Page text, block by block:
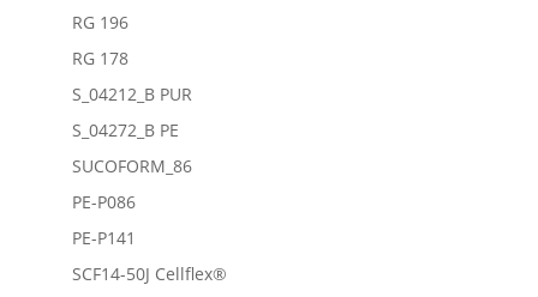
RG 196
RG 178
S_04212_B PUR
S_04272_B PE
SUCOFORM_86
PE-P086
PE-P141
SCF14-50J Cellflex®